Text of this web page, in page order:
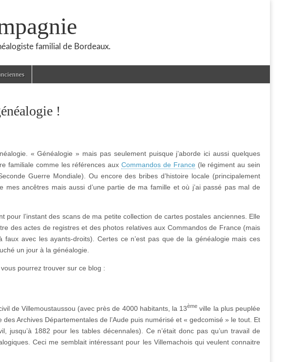
familial de Bordeaux.
!
« Généalogie » mais pas seulement puisque j’aborde ici aussi quelques
familiale comme les références aux Commandos de France(le régiment au sein
Guerre Mondiale). Ou encore des bribes d’histoire locale (principalement
mes ancêtres mais aussi d’une partie de ma famille et où j’ai passé pas mal de
pour l’instant des scans de ma petite collection de cartes postales anciennes. Elle
des actes de registres et des photos relatives aux Commandos de France (mais
avec les ayants-droits). Certes ce n’est pas que de la généalogie mais ces
un jour à la généalogie.
pourrez trouver sur ce blog :
de Villemoustaussou (avec près de 4000 habitants, la 13ème ville la plus peuplée
Archives Départementales de l’Aude puis numérisé et « gedcomisé » le tout. Et
jusqu’à 1882 pour les tables décennales). Ce n’était donc pas qu’un travail de
Ceci me semblait intéressant pour les Villemachois qui veulent connaitre